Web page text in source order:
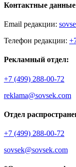
Контактные
Email редакции:
Телефон редакции:
Рекламный отдел:
+7 (499) 288-00-72
reklama@sovsek.com
Отдел
+7 (499) 288-00-72
sovsek@sovsek.com